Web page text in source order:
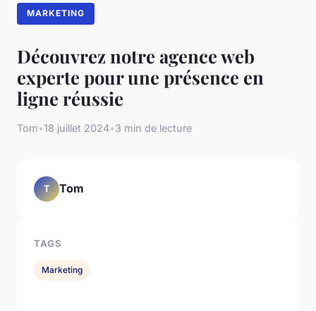
MARKETING
Découvrez notre agence web
experte pour une présence en
ligne réussie
Tom•18 juillet 2024•3 min de lecture
T Tom
TAGS
Marketing